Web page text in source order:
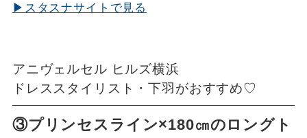
▶スタスナサイトで見る
アニヴェルセル ヒルズ横浜
ドレススタイリスト・下羽がおすすめ♡
③プリンセスライン×180㎝のロングト